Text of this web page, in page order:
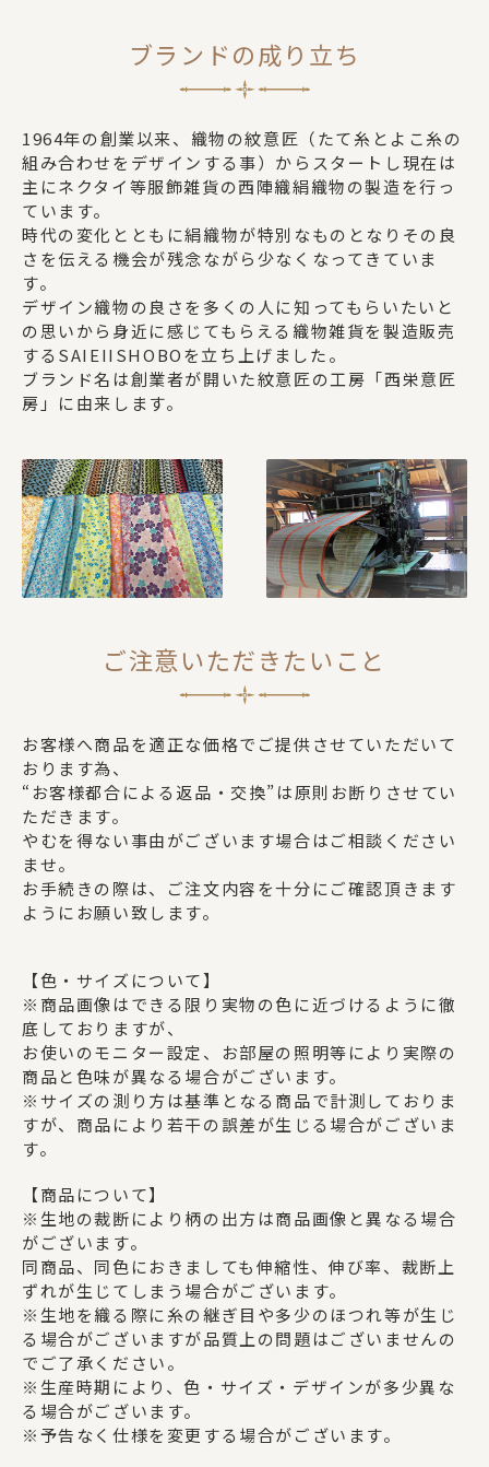
ブランドの成り立ち
1964年の創業以来、織物の紋意匠（たて糸とよこ糸の
組み合わせをデザインする事）からスタートし現在は
主にネクタイ等服飾雑貨の西陣織絹織物の製造を行っ
ています。
時代の変化とともに絹織物が特別なものとなりその良
さを伝える機会が残念ながら少なくなってきていま
す。
デザイン織物の良さを多くの人に知ってもらいたいと
の思いから身近に感じてもらえる織物雑貨を製造販売
するSAIEIISHOBOを立ち上げました。
ブランド名は創業者が開いた紋意匠の工房「西栄意匠
房」に由来します。
ご注意いただきたいこと
お客様へ商品を適正な価格でご提供させていただいて
おります為、
“お客様都合による返品・交換”は原則お断りさせてい
ただきます。
やむを得ない事由がございます場合はご相談ください
ませ。
お手続きの際は、ご注文内容を十分にご確認頂きます
ようにお願い致します。
【色・サイズについて】
※商品画像はできる限り実物の色に近づけるように徹
底しておりますが、
お使いのモニター設定、お部屋の照明等により実際の
商品と色味が異なる場合がございます。
※サイズの測り方は基準となる商品で計測しておりま
すが、商品により若干の誤差が生じる場合がございま
す。
【商品について】
※生地の裁断により柄の出方は商品画像と異なる場合
がございます。
同商品、同色におきましても伸縮性、伸び率、裁断上
ずれが生じてしまう場合がございます。
※生地を織る際に糸の継ぎ目や多少のほつれ等が生じ
る場合がございますが品質上の問題はございませんの
でご了承ください。
※生産時期により、色・サイズ・デザインが多少異な
る場合がございます。
※予告なく仕様を変更する場合がございます。